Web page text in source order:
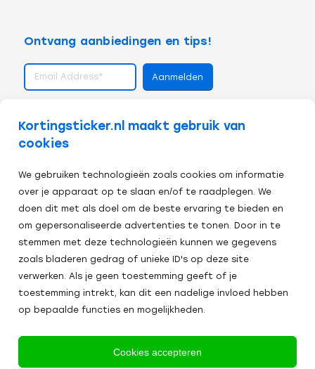
Kortingsticker.nl maakt gebruik van
cookies
We gebruiken technologieën zoals cookies om informatie
over je apparaat op te slaan en/of te raadplegen. We
doen dit met als doel om de beste ervaring te bieden en
om gepersonaliseerde advertenties te tonen. Door in te
stemmen met deze technologieën kunnen we gegevens
zoals bladeren gedrag of unieke ID's op deze site
verwerken. Als je geen toestemming geeft of je
toestemming intrekt, kan dit een nadelige invloed hebben
op bepaalde functies en mogelijkheden.
Cookies accepteren
Ontvang aanbiedingen en tips!
Veilig afrekenen: